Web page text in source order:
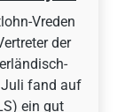
Vreden
der
Juli fand auf
ein gut